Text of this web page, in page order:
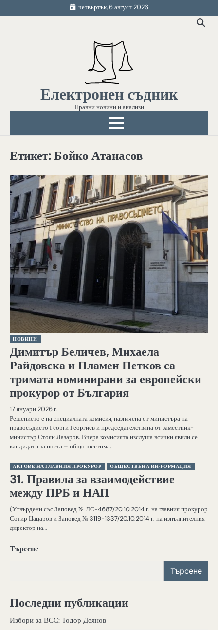
to
четвъртък, 6 август 2026
Електронен съдник
Правни новини и анализи
Етикет:Бойко Атанасов
НОВИНИ
Димитър Беличев, Михаела
Райдовска и Пламен Петков са
тримата номинирани за европейски
прокурор от България
17 януари 2026 г.
Решението е на специалната комисия, назначена от министъра на
правосъдието Георги Георгиев и председателствана от заместник-
министър Стоян Лазаров. Вчера комисията изслуша всички явили се
кандидати за поста – общо шестима.
АКТОВЕ НА ГЛАВНИЯ ПРОКУРОР ОБЩЕСТВЕНА ИНФОРМАЦИЯ
31. Правила за взаимодействие
между ПРБ и НАП
(Утвърдени със Заповед № ЛС-4687/20.10.2014 г. на главния прокурор
Сотир Цацаров и Заповед № 3119-1337/20.10.2014 г. на изпълнителния
директор на…
Търсене
Търсене
Последни публикации
Избори за ВСС: Тодор Деянов